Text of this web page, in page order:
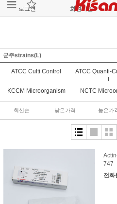
로그인 회원가입
균주strains(L)
ATCC Culti Control
ATCC Quanti-
KCCM Microorganism NCTC
최신순 낮은가격 높은가
747
전화